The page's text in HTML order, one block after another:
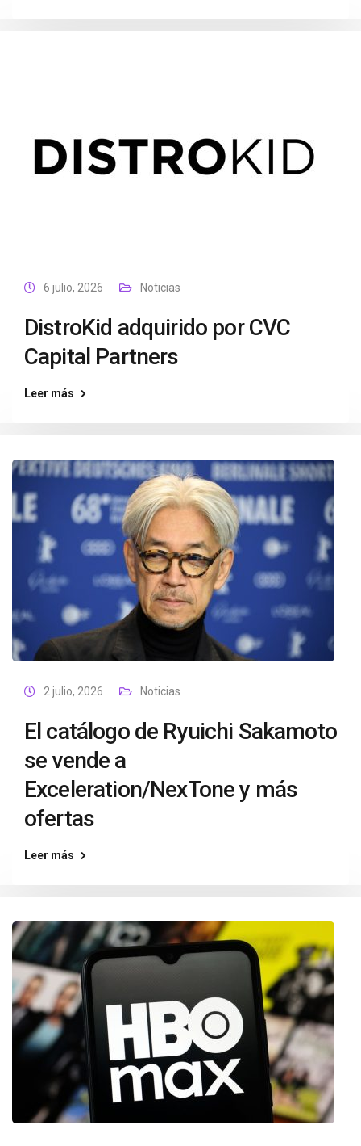
6 julio, 2026 Noticias
DistroKid adquirido por CVC
Capital Partners
Leer más
2 julio, 2026 Noticias
El catálogo de Ryuichi Sakamoto
se vende a
Exceleration/NexTone y más
ofertas
Leer más